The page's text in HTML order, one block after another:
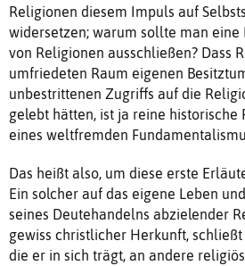
Religionen diesem Impuls auf
widersetzen; warum sollte man
von Religionen ausschließen? Dass
umfriedeten Raum eigenen
unbestrittenen Zugriffs auf die
gelebt hätten, ist ja reine historische
eines weltfremden
Das heißt also, um diese erste
Ein solcher auf das eigene Leben
seines Deutehandelns abzielender
gewiss christlicher Herkunft,
die er in sich trägt, an andere